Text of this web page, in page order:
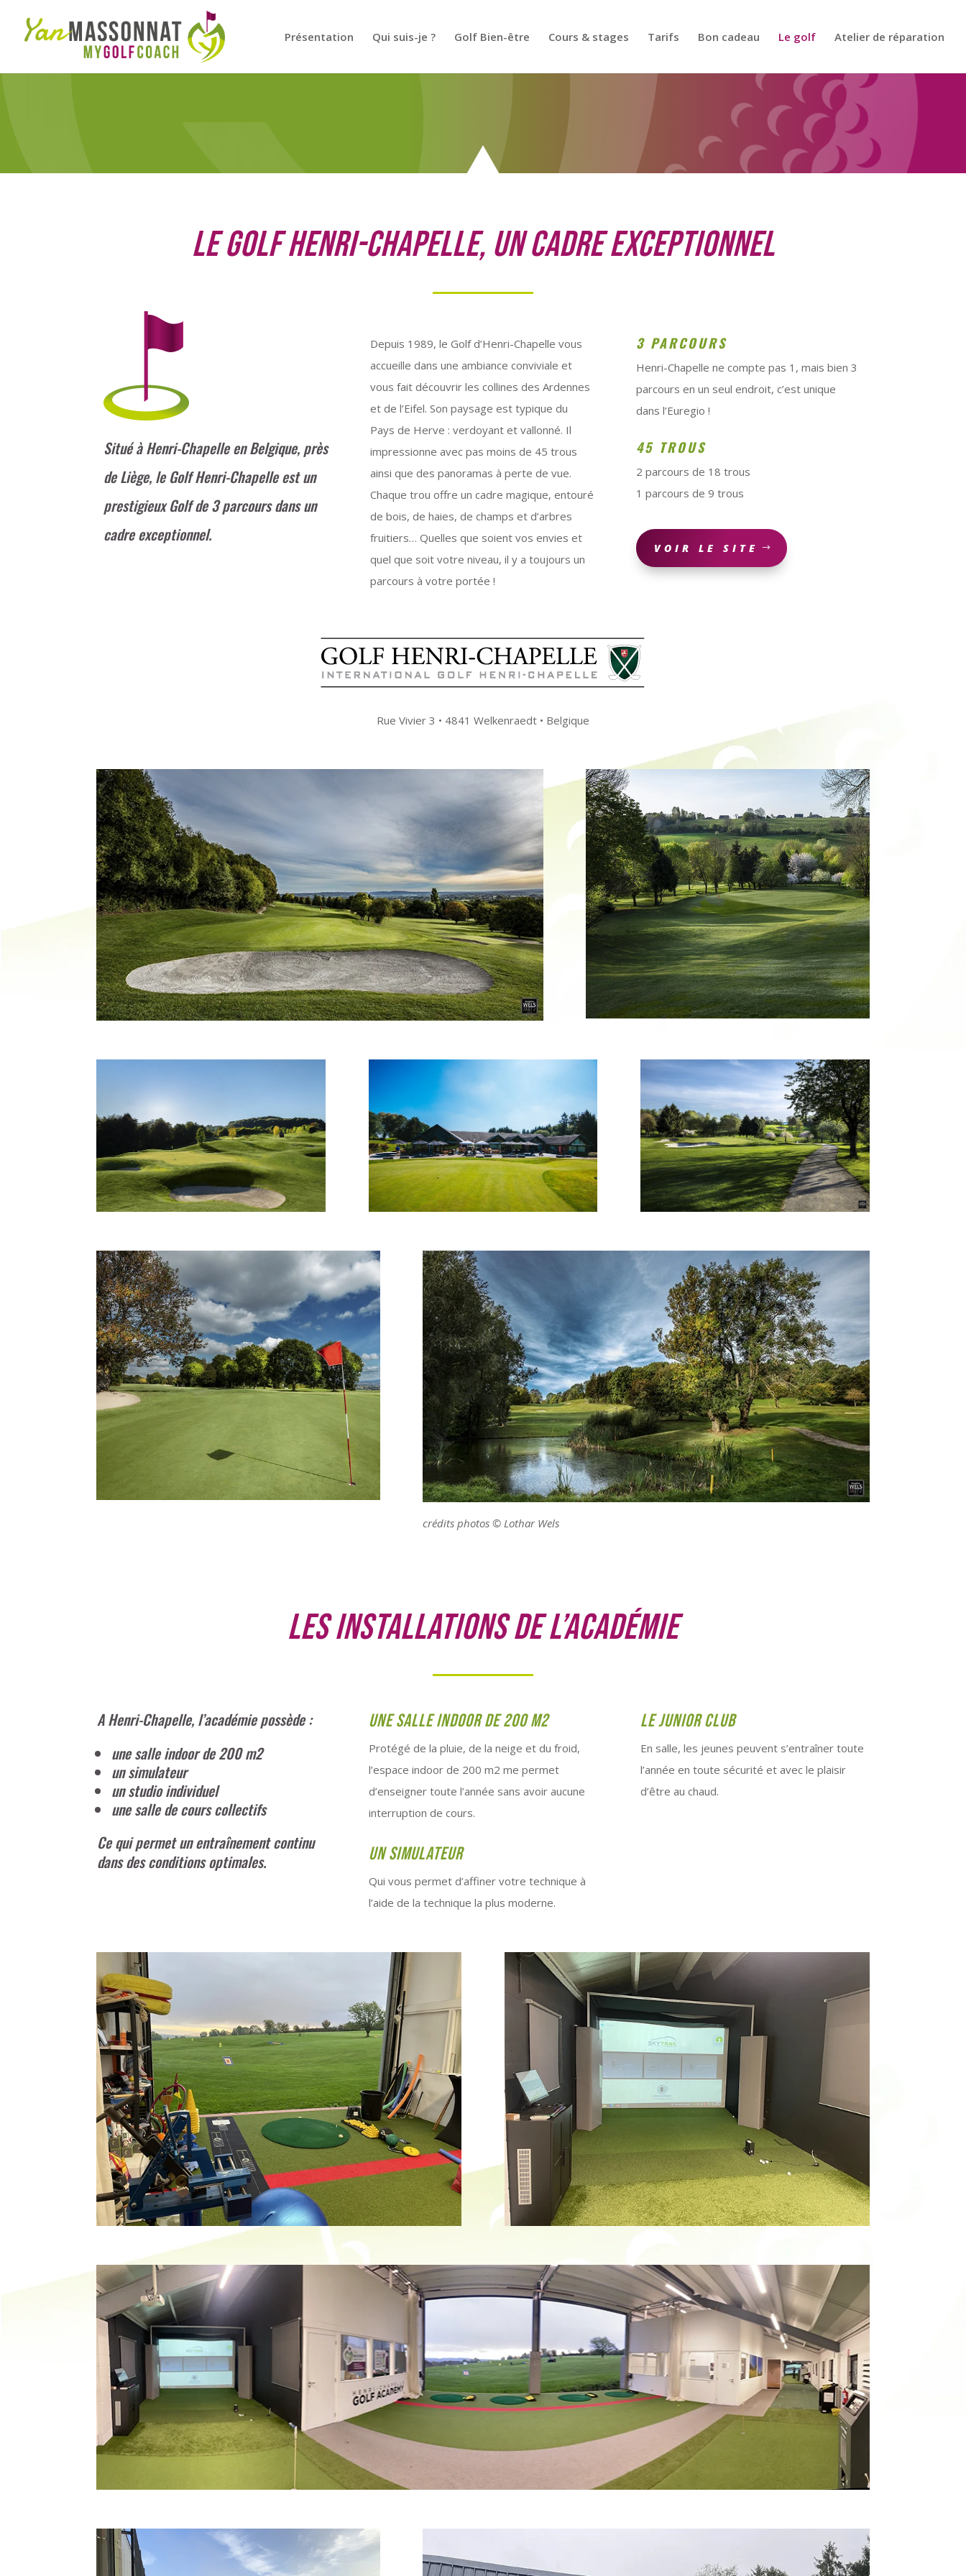
Présentation Qui suis-je ? Golf Bien-être Cours & stages Tarifs Bon cadeau Le golf Atelier de réparation
Le Golf Henri-Chapelle, Un cadre exceptionnel
Situé à Henri-Chapelle en Belgique, près
de Liège, le Golf Henri-Chapelle est un
prestigieux Golf de 3 parcours dans un
cadre exceptionnel.
Depuis 1989, le Golf d’Henri-Chapelle vous
accueille dans une ambiance conviviale et
vous fait découvrir les collines des Ardennes
et de l’Eifel. Son paysage est typique du
Pays de Herve : verdoyant et vallonné. Il
impressionne avec pas moins de 45 trous
ainsi que des panoramas à perte de vue.
Chaque trou offre un cadre magique, entouré
de bois, de haies, de champs et d’arbres
fruitiers… Quelles que soient vos envies et
quel que soit votre niveau, il y a toujours un
parcours à votre portée !
3 PARCOURS
Henri-Chapelle ne compte pas 1, mais bien 3
parcours en un seul endroit, c’est unique
dans l’Euregio !
45 TROUS
2 parcours de 18 trous
1 parcours de 9 trous
VOIR LE SITE
Rue Vivier 3 • 4841 Welkenraedt • Belgique
crédits photos © Lothar Wels
Les installations de l’académie
A Henri-Chapelle, l’académie possède :
une salle indoor de 200 m2
un simulateur
un studio individuel
une salle de cours collectifs
Ce qui permet un entraînement continu
dans des conditions optimales.
Une salle indoor de 200 m2
Protégé de la pluie, de la neige et du froid,
l’espace indoor de 200 m2 me permet
d’enseigner toute l’année sans avoir aucune
interruption de cours.
Un simulateur
Qui vous permet d’affiner votre technique à
l’aide de la technique la plus moderne.
Le junior club
En salle, les jeunes peuvent s’entraîner toute
l’année en toute sécurité et avec le plaisir
d’être au chaud.